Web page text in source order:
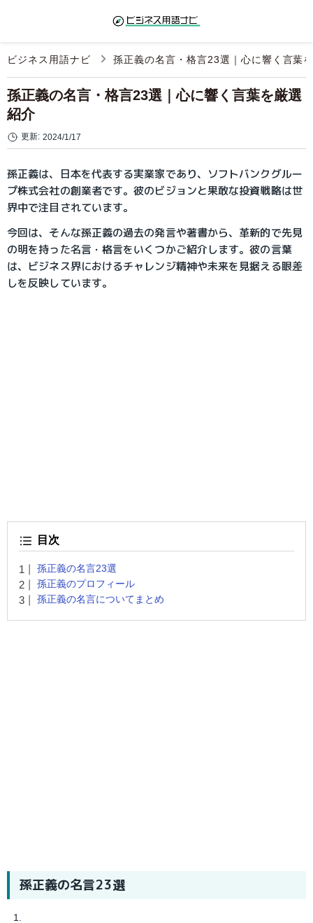
ビジネス用語ナビ 孫正義の名言・格言23選｜心に響く言葉
孫正義の名言・格言23選｜心に響く言葉を厳選
紹介
更新: 2024/1/17
孫正義は、日本を代表する実業家であり、ソフトバンクグルー
プ株式会社の創業者です。彼のビジョンと果敢な投資戦略は世
界中で注目されています。
今回は、そんな孫正義の過去の発言や著書から、革新的で先見
の明を持った名言・格言をいくつかご紹介します。彼の言葉
は、ビジネス界におけるチャレンジ精神や未来を見据える眼差
しを反映しています。
目次
孫正義の名言23選
孫正義のプロフィール
孫正義の名言についてまとめ
孫正義の名言23選